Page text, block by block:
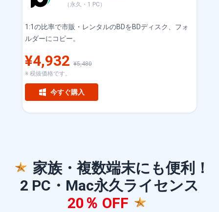
（永久・1 PC）
1:1の比率で市販・レンタルのBDをBDディスク、フォ
ルダーにコピー。
¥4,932 ¥5,480
※ 税抜価格です。
今すぐ購入
家族・複数端末にも便利！
2 PC・Mac永久ライセンス
20％ OFF